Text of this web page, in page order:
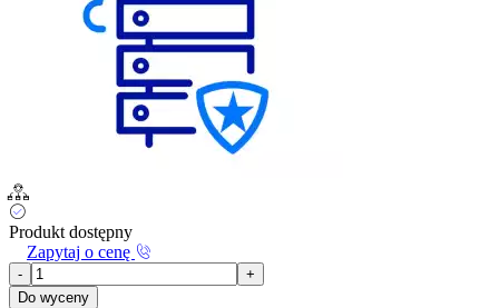
Produkt dostępny
Zapytaj o cenę
-
+
Do wyceny